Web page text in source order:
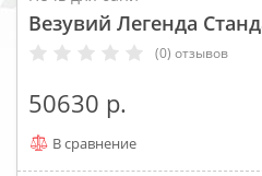
Везувий Легенда
(0) отзывов
50630
В сравнение